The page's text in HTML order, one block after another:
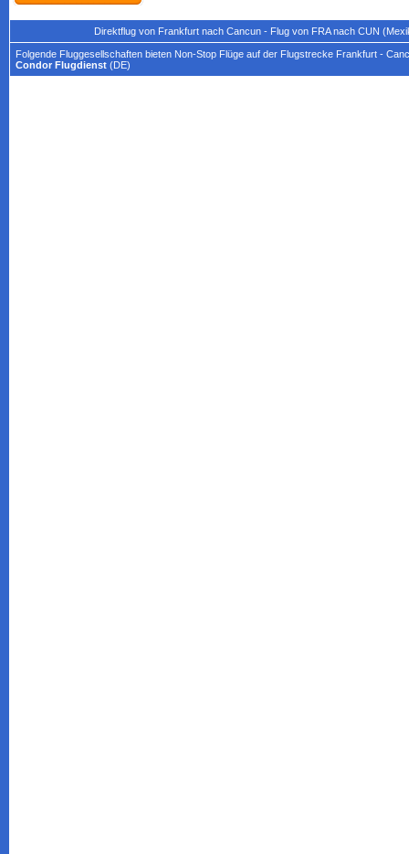
Direktflug von Frankfurt nach Cancun - Flug von FRA nach CUN
Folgende Fluggesellschaften bieten Non-Stop Flüge auf der Flugstrecke Frankfurt -
Condor Flugdienst (DE)